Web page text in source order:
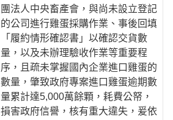
團法人中央畜產會，與尚未設立登記
的公司進行雞蛋採購作業、事後回填
「履約情形確認書」以確認交貨數
量，以及未辦理驗收作業等重要程
序，且疏未掌握國內企業進口雞蛋的
數量，肇致政府專案進口雞蛋逾期數
量累計達5,000萬餘顆，耗費公帑，
損害政府信譽，核有重大違失，爰依